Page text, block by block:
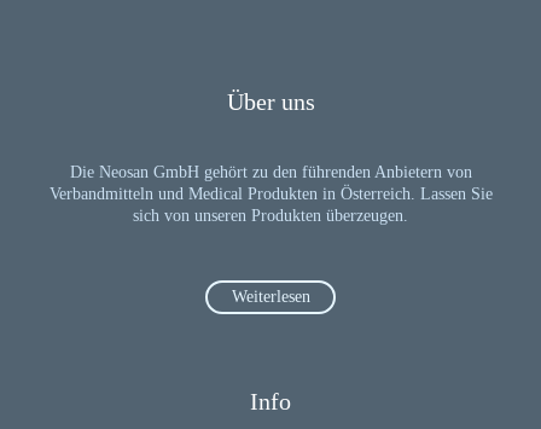
Über uns
Die Neosan GmbH gehört zu den führenden Anbietern von
Verbandmitteln und Medical Produkten in Österreich. Lassen Sie
sich von unseren Produkten überzeugen.
Weiterlesen
Info